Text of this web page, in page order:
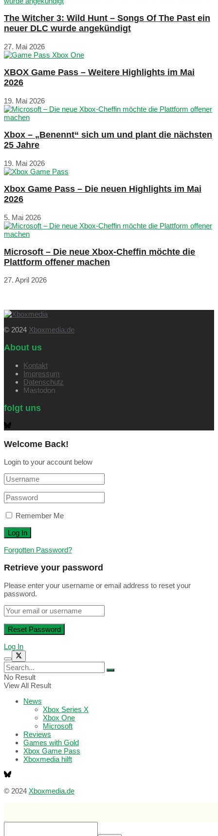
The Witcher 3: Wild Hunt – Songs Of The Past ein
neuer DLC wurde angekündigt
27. Mai 2026
XBOX Game Pass – Weitere Highlights im Mai
2026
19. Mai 2026
Xbox – „Benennt“ sich um und plant die nächsten
25 Jahre
19. Mai 2026
Xbox Game Pass – Die neuen Highlights im Mai
2026
5. Mai 2026
Microsoft – Die neue Xbox-Cheffin möchte die
Plattform offener machen
27. April 2026
© 2024 Xboxmedia.de
About us
Kontakt
Impressum
Datenschutz
Mastodon
folgt uns
Welcome Back!
Login to your account below
Remember Me
Forgotten Password?
Retrieve your password
Please enter your username or email address to reset your
password.
Log In
No Result
View All Result
News
Xbox Series X
Xbox One
Microsoft
Reviews
Games with Gold
Xbox Game Pass
Xboxmedia hilft
© 2024 Xboxmedia.de